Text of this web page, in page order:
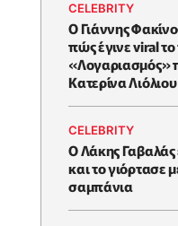
CELEBRITY
Ο Γιάννης
πώς έγινε viral
«Λογαριασμός»
Κατερίνα Λιόλιου
CELEBRITY
Ο Λάκης Γαβαλάς
και το γιόρτασε
σαμπάνια